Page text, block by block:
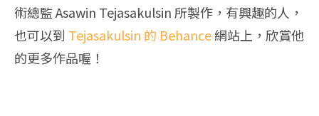
術總監 Asawin Tejasakulsin 所製作，有興趣的人，
也可以到 Tejasakulsin 的 Behance網站上，欣賞他
的更多作品喔！